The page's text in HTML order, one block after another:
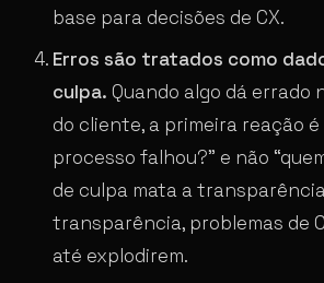
base para decisões de CX.
Erros são tratados como
culpa. Quando algo dá errado
do cliente, a primeira reação é
processo falhou?” e não
de culpa mata a
transparência, problemas de
até explodirem.